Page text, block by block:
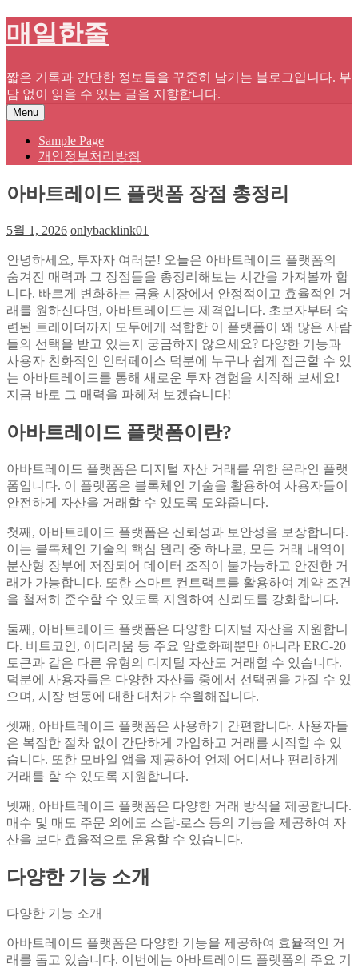
Skip
to
매일한줄
짧은 기록과 간단한 정보들을 꾸준히 남기는 블로그입니다. 부
담 없이 읽을 수 있는 글을 지향합니다.
Menu
Sample Page
개인정보처리방침
아바트레이드 플랫폼 장점 총정리
5월 1, 2026 onlybacklink01
안녕하세요, 투자자 여러분! 오늘은 아바트레이드 플랫폼의
숨겨진 매력과 그 장점들을 총정리해보는 시간을 가져볼까 합
니다. 빠르게 변화하는 금융 시장에서 안정적이고 효율적인 거
래를 원하신다면, 아바트레이드는 제격입니다. 초보자부터 숙
련된 트레이더까지 모두에게 적합한 이 플랫폼이 왜 많은 사람
들의 선택을 받고 있는지 궁금하지 않으세요? 다양한 기능과
사용자 친화적인 인터페이스 덕분에 누구나 쉽게 접근할 수 있
는 아바트레이드를 통해 새로운 투자 경험을 시작해 보세요!
지금 바로 그 매력을 파헤쳐 보겠습니다!
아바트레이드 플랫폼이란?
아바트레이드 플랫폼은 디지털 자산 거래를 위한 온라인 플랫
폼입니다. 이 플랫폼은 블록체인 기술을 활용하여 사용자들이
안전하게 자산을 거래할 수 있도록 도와줍니다.
첫째, 아바트레이드 플랫폼은 신뢰성과 보안성을 보장합니다.
이는 블록체인 기술의 핵심 원리 중 하나로, 모든 거래 내역이
분산형 장부에 저장되어 데이터 조작이 불가능하고 안전한 거
래가 가능합니다. 또한 스마트 컨트랙트를 활용하여 계약 조건
을 철저히 준수할 수 있도록 지원하여 신뢰도를 강화합니다.
둘째, 아바트레이드 플랫폼은 다양한 디지털 자산을 지원합니
다. 비트코인, 이더리움 등 주요 암호화폐뿐만 아니라 ERC-20
토큰과 같은 다른 유형의 디지털 자산도 거래할 수 있습니다.
덕분에 사용자들은 다양한 자산들 중에서 선택권을 가질 수 있
으며, 시장 변동에 대한 대처가 수월해집니다.
셋째, 아바트레이드 플랫폼은 사용하기 간편합니다. 사용자들
은 복잡한 절차 없이 간단하게 가입하고 거래를 시작할 수 있
습니다. 또한 모바일 앱을 제공하여 언제 어디서나 편리하게
거래를 할 수 있도록 지원합니다.
넷째, 아바트레이드 플랫폼은 다양한 거래 방식을 제공합니다.
매수 및 매도 주문 외에도 스탑-로스 등의 기능을 제공하여 자
산을 보다 효율적으로 운용할 수 있습니다.
다양한 기능 소개
다양한 기능 소개
아바트레이드 플랫폼은 다양한 기능을 제공하여 효율적인 거
래를 돕고 있습니다. 이번에는 아바트레이드 플랫폼의 주요 기